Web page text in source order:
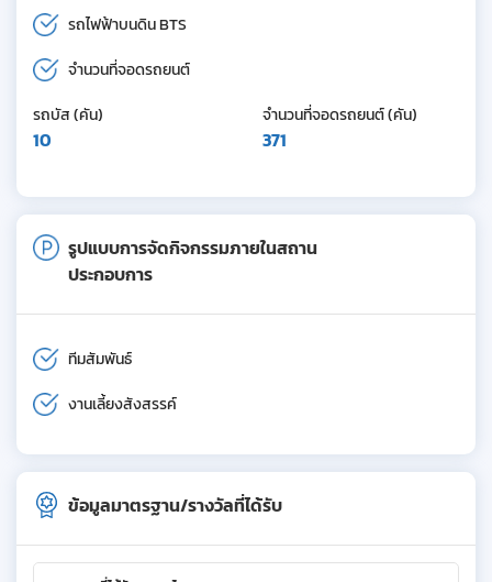
รถไฟฟ้าบนดิน BTS
จำนวนที่จอดรถยนต์
รถบัส (คัน)
10
จำนวนที่จอดรถยนต์ (คัน)
371
รูปแบบการจัดกิจกรรมภายในสถาน
ประกอบการ
ทีมสัมพันธ์
งานเลี้ยงสังสรรค์
ข้อมูลมาตรฐาน/รางวัลที่ได้รับ